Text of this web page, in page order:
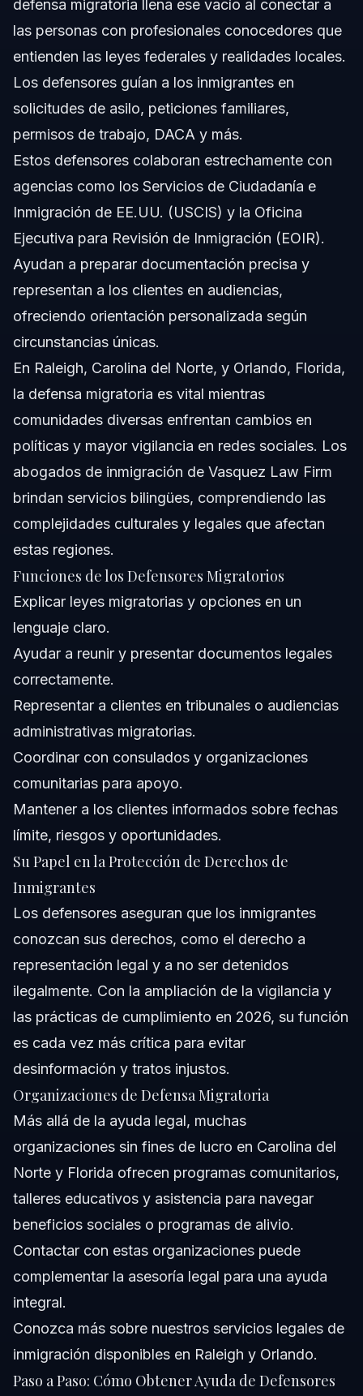
defensa migratoria llena ese vacío al conectar a
las personas con profesionales conocedores que
entienden las leyes federales y realidades locales.
Los defensores guían a los inmigrantes en
solicitudes de asilo, peticiones familiares,
permisos de trabajo, DACA y más.
Estos defensores colaboran estrechamente con
agencias como los Servicios de Ciudadanía e
Inmigración de EE.UU. (USCIS) y la Oficina
Ejecutiva para Revisión de Inmigración (EOIR).
Ayudan a preparar documentación precisa y
representan a los clientes en audiencias,
ofreciendo orientación personalizada según
circunstancias únicas.
En Raleigh, Carolina del Norte, y Orlando, Florida,
la defensa migratoria es vital mientras
comunidades diversas enfrentan cambios en
políticas y mayor vigilancia en redes sociales. Los
abogados de inmigración de Vasquez Law Firm
brindan servicios bilingües, comprendiendo las
complejidades culturales y legales que afectan
estas regiones.
Funciones de los Defensores Migratorios
Explicar leyes migratorias y opciones en un
lenguaje claro.
Ayudar a reunir y presentar documentos legales
correctamente.
Representar a clientes en tribunales o audiencias
administrativas migratorias.
Coordinar con consulados y organizaciones
comunitarias para apoyo.
Mantener a los clientes informados sobre fechas
límite, riesgos y oportunidades.
Su Papel en la Protección de Derechos de
Inmigrantes
Los defensores aseguran que los inmigrantes
conozcan sus derechos, como el derecho a
representación legal y a no ser detenidos
ilegalmente. Con la ampliación de la vigilancia y
las prácticas de cumplimiento en 2026, su función
es cada vez más crítica para evitar
desinformación y tratos injustos.
Organizaciones de Defensa Migratoria
Más allá de la ayuda legal, muchas
organizaciones sin fines de lucro en Carolina del
Norte y Florida ofrecen programas comunitarios,
talleres educativos y asistencia para navegar
beneficios sociales o programas de alivio.
Contactar con estas organizaciones puede
complementar la asesoría legal para una ayuda
integral.
Conozca más sobre nuestros servicios legales de
inmigración disponibles en Raleigh y Orlando.
Paso a Paso: Cómo Obtener Ayuda de Defensores